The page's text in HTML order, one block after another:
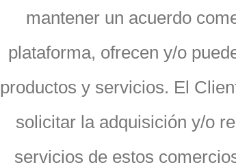
mantener un acuerdo
plataforma, ofrecen y/o
productos y servicios. El
solicitar la adquisición y/o
servicios de estos